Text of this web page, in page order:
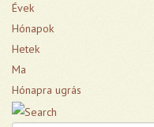
Évek
Hónapok
Hetek
Ma
Hónapra ugrás